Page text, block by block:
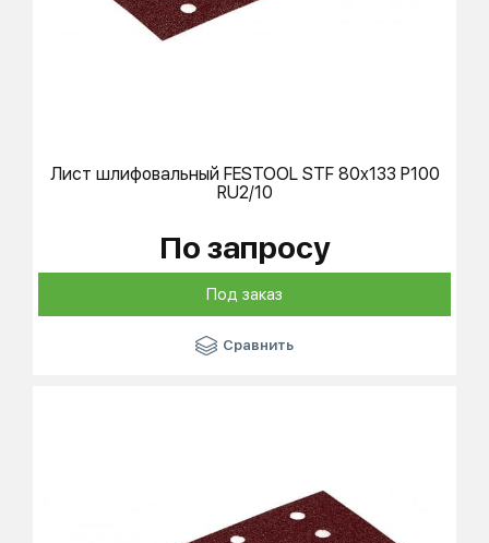
Лист шлифовальный FESTOOLSTF 80x133 P100
RU2/10
По запросу
Под заказ
Сравнить